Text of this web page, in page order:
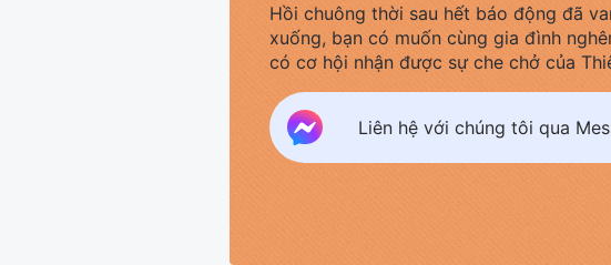
Hồi chuông thời sau hết báo động đã
xuống, bạn có muốn cùng gia đình
có cơ hội nhận được sự che chở của
Liên hệ với chúng tôi qua